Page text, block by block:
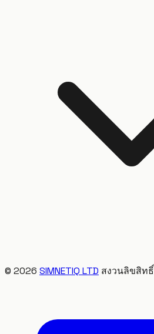
© 2026 SIMNETIQ LTD สงวนลิขสิทธิ์